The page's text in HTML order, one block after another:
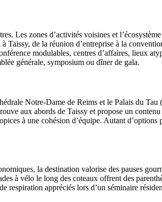
Les zones d’activités voisines et
de la réunion d’entreprise à la
modulables, centres d’affaires, lieux
générale, symposium ou dîner de gala.
Notre-Dame de Reims et le Palais du
aux abords de Taissy et propose un
à une cohésion d’équipe. Autant
la destination valorise des pauses
à vélo le long des coteaux offrent des
respiration appréciés lors d’un séminaire